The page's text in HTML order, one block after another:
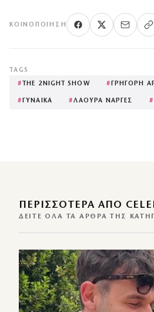
ΚΟΙΝΟΠΟΊΗΣΗ
TAGS
# THE 2NIGHT SHOW #ΓΡΗΓΟΡΗ
#ΓΥΝΑΙΚΑ #ΛΑΟΥΡΑ ΝΑΡΓΕΣ #
ΠΕΡΙΣΣΌΤΕΡΑ ΑΠΌ
ΔΕΊΤΕ ΌΛΑ ΤΑ ΆΡΘΡΑ ΤΗΣ